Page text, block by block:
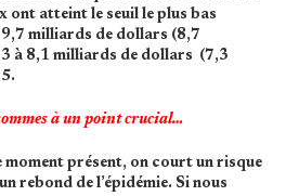
ont atteint le seuil le plus bas
milliards de dollars (8,7
à 8,1 milliards de dollars (7,3
à un point crucial…
moment présent, on court un risque
rebond de l’épidémie. Si nous